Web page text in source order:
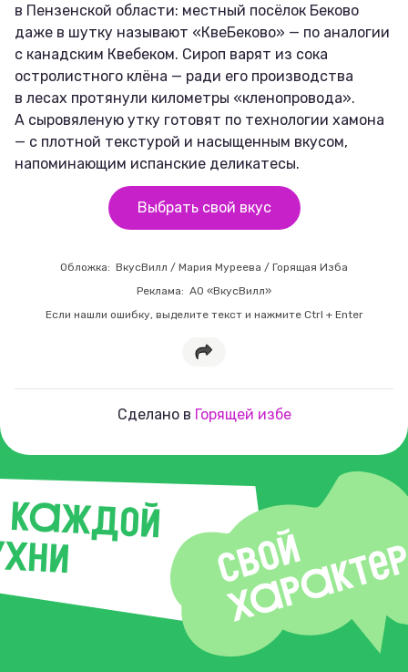
в Пензенской области: местный посёлок Беково
даже в шутку называют «КвеБеково» — по аналогии
с канадским Квебеком. Сироп варят из сока
остролистного клёна — ради его производства
в лесах протянули километры «кленопровода».
А сыровяленую утку готовят по технологии хамона
— с плотной текстурой и насыщенным вкусом,
напоминающим испанские деликатесы.
Выбрать свой вкус
Обложка: ВкусВилл / Мария Муреева / Горящая Изба
Реклама: АО «ВкусВилл»
Если нашли ошибку, выделите текст и нажмите Ctrl + Enter
Сделано в Горящей избе